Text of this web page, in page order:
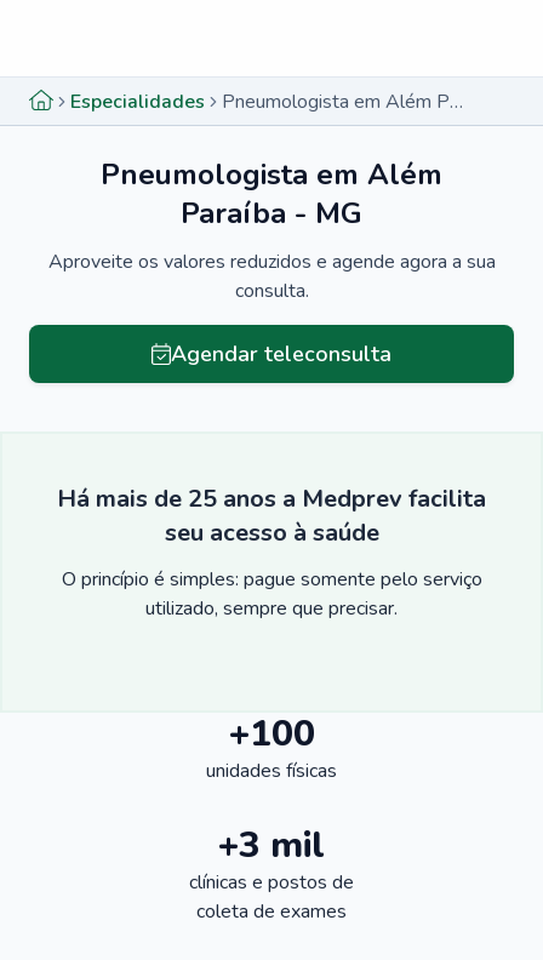
Especialidades Pneumologista em Além Paraíba - MG
Pneumologista em Além
Paraíba - MG
Aproveite os valores reduzidos e agende agora a sua
consulta.
Agendar teleconsulta
Há mais de 25 anos a Medprev facilita
seu acesso à saúde
O princípio é simples: pague somente pelo serviço
utilizado, sempre que precisar.
+100
unidades físicas
+3 mil
clínicas e postos de
coleta de exames